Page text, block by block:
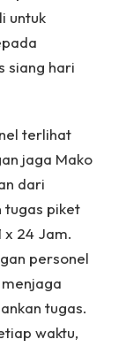
untuk
siang hari
terlihat
jaga Mako
dari
tugas piket
x 24 Jam.
personel
tugas.
waktu,